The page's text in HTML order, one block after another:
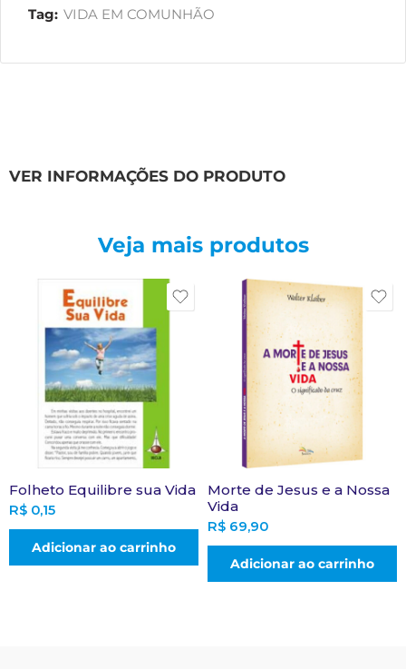
Tag: VIDA EM COMUNHÃO
VER INFORMAÇÕES DO PRODUTO
Veja mais produtos
Folheto Equilibre sua Vida
R$ 0,15
Adicionar ao carrinho
Morte de Jesus e a Nossa
Vida
R$ 69,90
Adicionar ao carrinho